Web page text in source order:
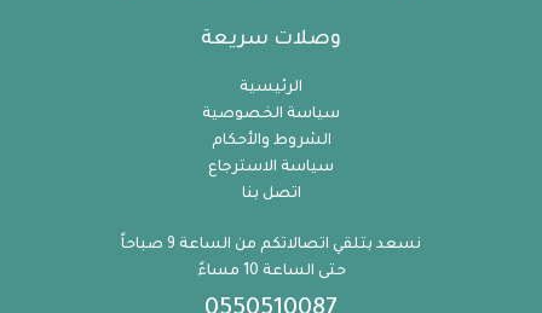
وصلات سريعة
الرئيسية
سياسة الخصوصية
الشروط والأحكام
سياسة الاسترجاع
اتصل بنا
نسعد بتلقي اتصالاتكم من الساعة 9 صباحاً
حتى الساعة 10 مساءً